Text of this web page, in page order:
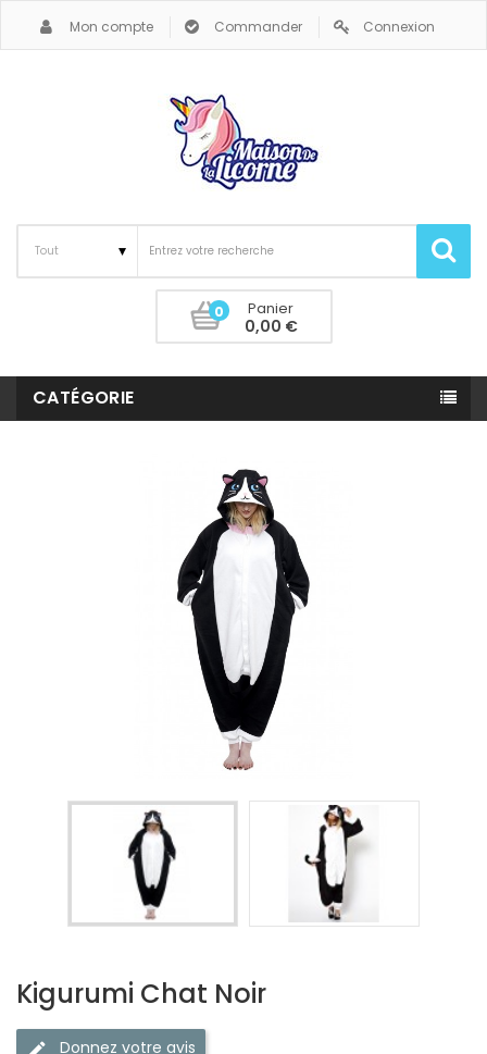
Mon compte Commander Connexion
Panier
0
0,00 €
CATÉGORIE
Kigurumi Chat Noir
Donnez votre avis